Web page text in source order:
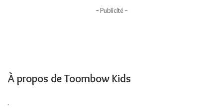
– Publicité –
À propos de Toombow Kids
.